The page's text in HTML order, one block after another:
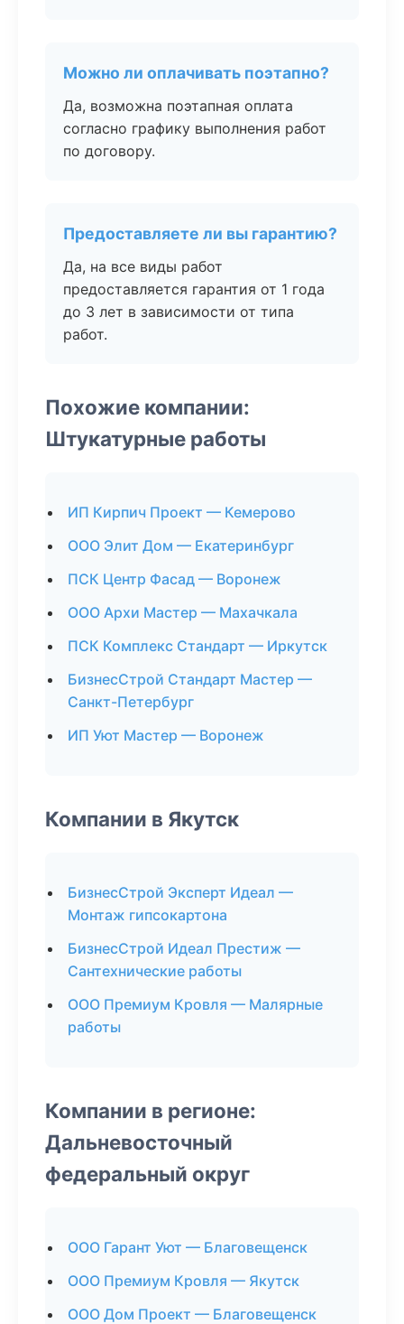
Можно ли оплачивать поэтапно?
Да, возможна поэтапная оплата
согласно графику выполнения работ
по договору.
Предоставляете ли вы гарантию?
Да, на все виды работ
предоставляется гарантия от 1 года
до 3 лет в зависимости от типа
работ.
Похожие компании:
Штукатурные работы
ИП Кирпич Проект — Кемерово
ООО Элит Дом — Екатеринбург
ПСК Центр Фасад — Воронеж
ООО Архи Мастер — Махачкала
ПСК Комплекс Стандарт — Иркутск
БизнесСтрой Стандарт Мастер —
Санкт-Петербург
ИП Уют Мастер — Воронеж
Компании в Якутск
БизнесСтрой Эксперт Идеал —
Монтаж гипсокартона
БизнесСтрой Идеал Престиж —
Сантехнические работы
ООО Премиум Кровля — Малярные
работы
Компании в регионе:
Дальневосточный
федеральный округ
ООО Гарант Уют — Благовещенск
ООО Премиум Кровля — Якутск
ООО Дом Проект — Благовещенск